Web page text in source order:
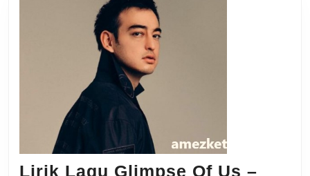
Lirik Lagu Glimpse Of Us –